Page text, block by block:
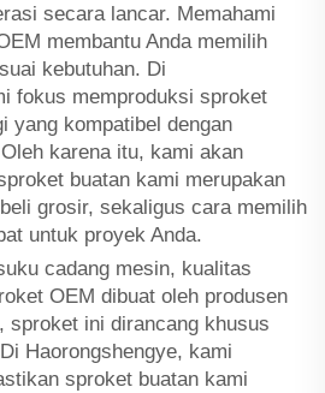
secara lancar. Memahami
membantu Anda memilih
kebutuhan. Di
fokus memproduksi sproket
yang kompatibel dengan
karena itu, kami akan
buatan kami merupakan
grosir, sekaligus cara memilih
untuk proyek Anda.
cadang mesin, kualitas
OEM dibuat oleh produsen
sproket ini dirancang khusus
Haorongshengye, kami
sproket buatan kami